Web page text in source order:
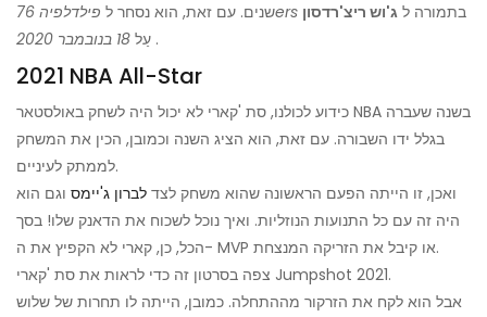
שנים. עם זאת, הוא נסחר לפילדלפיה 76ers בתמורה ל ג'וש ריצ'רדסון
עַל 18 בנובמבר 2020 .
2021 NBA All-Star
כידוע לכולנו, סת 'קארי לא יכול היה לשחק באולסטאר NBA בשנה שעברה
בגלל ידו השבורה. עם זאת, הוא הציג השנה וכמובן, הכין את המשחק
לממתק לעיניים.
ואכן, זו הייתה הפעם הראשונה שהוא משחק לצד לברון ג'יימס וגם הוא
היה זה עם כל התנועות הנוזליות. ואיך נוכל לשכוח את הדאנק שלו! בסך
הכל, כן, קארי לא הקפיץ את ה- MVP או קיבל את הזריקה המנצחת.
צפה בסרטון זה כדי לראות את סת 'קארי Jumpshot 2021.
אבל הוא לקח את הזרקור מההתחלה. כמובן, הייתה לו תחרות של שלוש